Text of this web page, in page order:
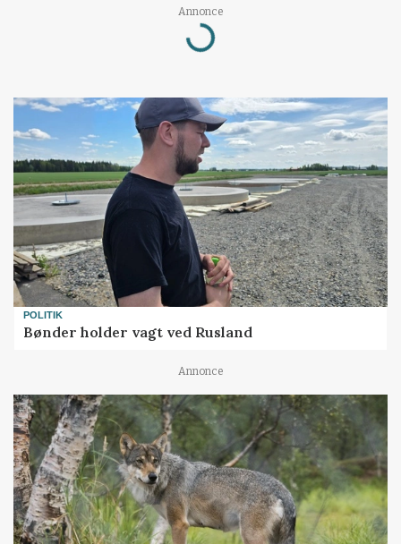
Annonce
Loading...
POLITIK
Bønder holder vagt ved Rusland
Annonce